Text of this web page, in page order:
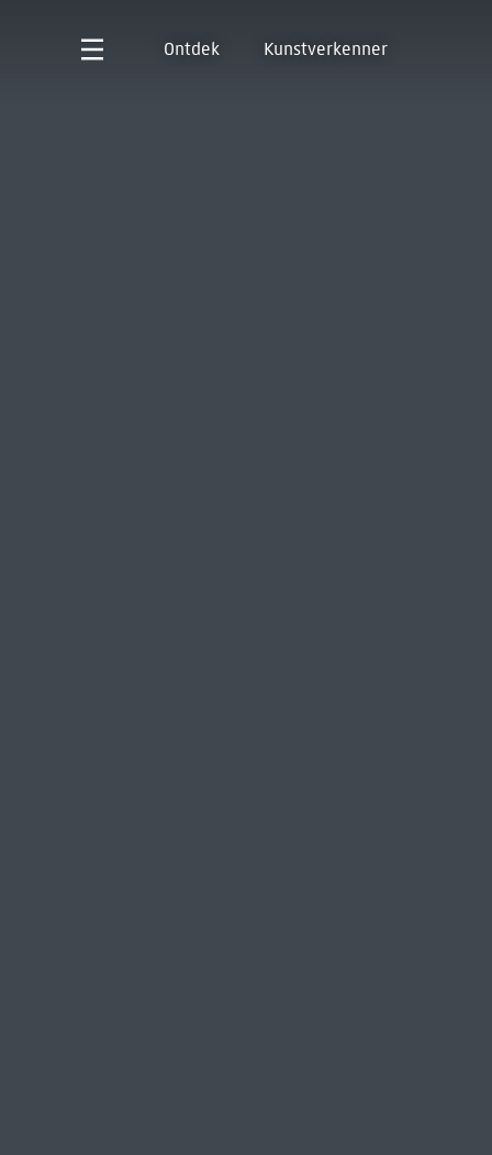
Ontdek Kunstverkenner